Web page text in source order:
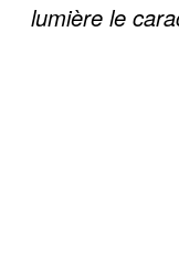
lumière le